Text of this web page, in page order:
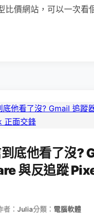
比價網站，可以一次看
底他看了沒?
與反追蹤
者： Julia分類： 電腦軟體